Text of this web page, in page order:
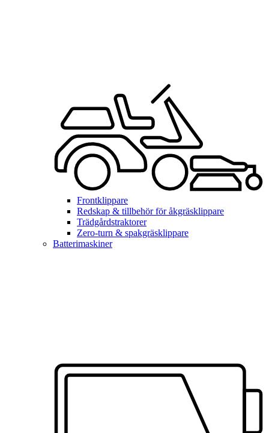
Frontklippare
Redskap & tillbehör för åkgräsklippare
Trädgårdstraktorer
Zero-turn & spakgräsklippare
Batterimaskiner